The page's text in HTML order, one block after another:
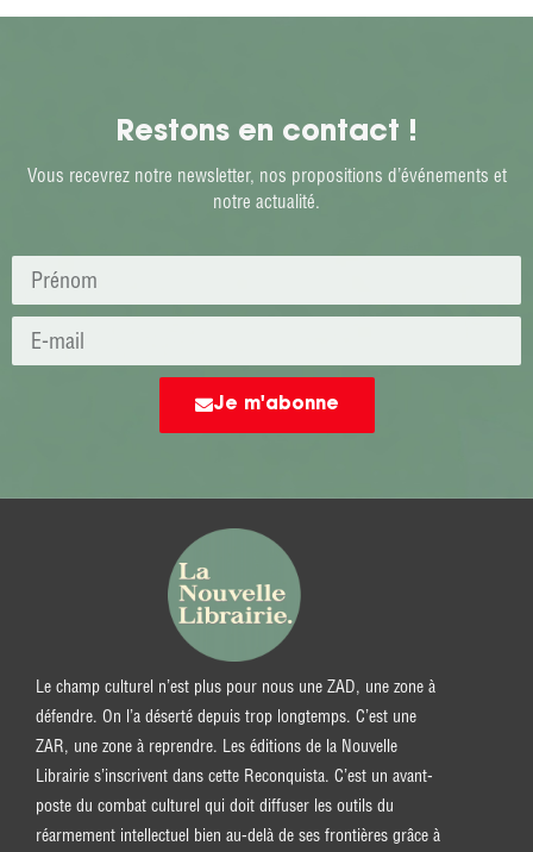
Restons en contact !
Vous recevrez notre newsletter, nos propositions d’événements et
notre actualité.
Je m'abonne
Le champ culturel n’est plus pour nous une ZAD, une zone à
défendre. On l’a déserté depuis trop longtemps. C’est une
ZAR, une zone à reprendre. Les éditions de la Nouvelle
Librairie s’inscrivent dans cette Reconquista. C’est un avant-
poste du combat culturel qui doit diffuser les outils du
réarmement intellectuel bien au-delà de ses frontières grâce à